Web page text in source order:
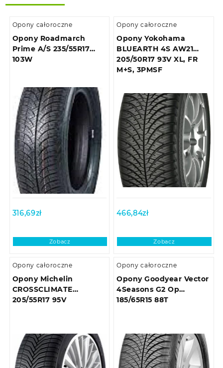
Opony całoroczne
Opony Roadmarch
Prime A/S 235/55R17
103W
316,69zł
Zobacz
Opony całoroczne
Opony Yokohama
BLUEARTH 4S AW21
205/50R17 93V XL, FR
M+S, 3PMSF
466,84zł
Zobacz
Opony całoroczne
Opony Michelin
CROSSCLIMATE
205/55R17 95V
Opony całoroczne
Opony Goodyear Vector
4Seasons G2 Op
185/65R15 88T